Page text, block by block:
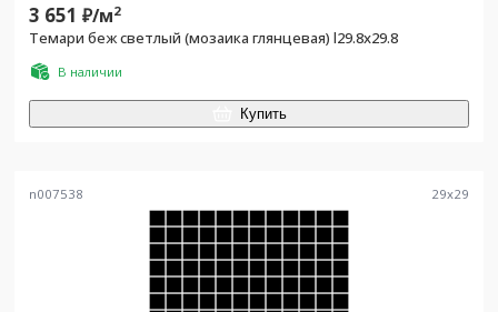
3 651 ₽/м2
Темари беж светлый (мозаика глянцевая) l29.8х29.8
В наличии
Купить
n007538 29x29